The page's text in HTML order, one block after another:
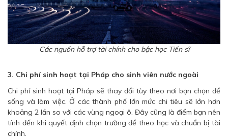
Các nguồn hỗ trợ tài chính cho bậc học Tiến sĩ
3. Chi phí sinh hoạt tại Pháp cho sinh viên nước ngoài
Chi phí sinh hoạt tại Pháp sẽ thay đổi tùy theo nơi bạn chọn để
sống và làm việc. Ở các thành phố lớn mức chi tiêu sẽ lớn hơn
khoảng 2 lần so với các vùng ngoại ô. Đây cũng là điểm bạn nên
tính đến khi quyết định chọn trường để theo học và chuẩn bị tài
chính.